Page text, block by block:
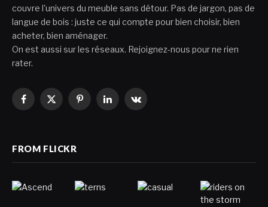
couvre l'univers du meuble sans détour. Pas de jargon, pas de
langue de bois : juste ce qui compte pour bien choisir, bien
acheter, bien aménager.
On est aussi sur les réseaux. Rejoignez-nous pour ne rien
rater.
Facebook
X
PinterestLinkedInVKontakte
FROM FLICKR